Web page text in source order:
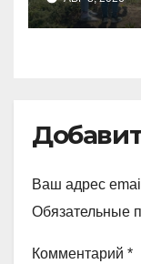
Ваш адрес
Обязательные
Комментарий *